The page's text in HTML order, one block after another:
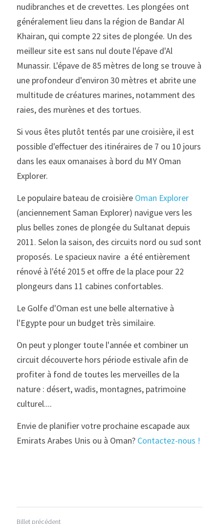
nudibranches et de crevettes. Les plongées ont
généralement lieu dans la région de Bandar Al
Khairan, qui compte 22 sites de plongée. Un des
meilleur site est sans nul doute l'épave d'Al
Munassir. L'épave de 85 mètres de long se trouve à
une profondeur d'environ 30 mètres et abrite une
multitude de créatures marines, notamment des
raies, des murènes et des tortues.
Si vous êtes plutôt tentés par une croisière, il est
possible d'effectuer des itinéraires de 7 ou 10 jours
dans les eaux omanaises à bord du MY Oman
Explorer.
Le populaire bateau de croisière
(anciennement Saman Explorer) navigue vers les
plus belles zones de plongée du Sultanat depuis
2011. Selon la saison, des circuits nord ou sud sont
proposés. Le spacieux navire  a été entièrement
rénové à l'été 2015 et offre de la place pour 22
plongeurs dans 11 cabines confortables.
Le Golfe d'Oman est une belle alternative à
l'Egypte pour un budget très similaire.
On peut y plonger toute l'année et combiner un
circuit découverte hors période estivale afin de
profiter à fond de toutes les merveilles de la
nature : désert, wadis, montagnes, patrimoine
culturel....
Envie de planifier votre prochaine escapade aux
Emirats Arabes Unis ou à Oman? Contactez-nous !
Billet précédent